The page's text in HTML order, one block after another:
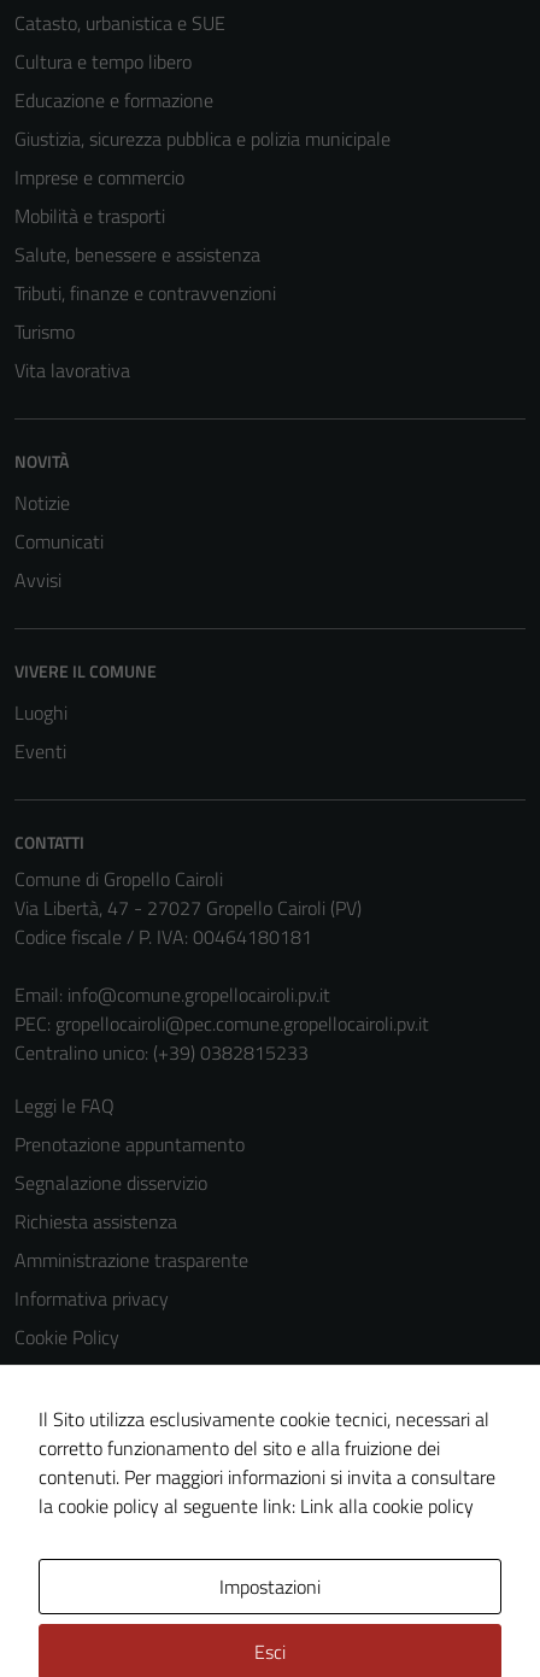
Catasto, urbanistica e SUE
Cultura e tempo libero
Educazione e formazione
Giustizia, sicurezza pubblica e polizia municipale
Imprese e commercio
Mobilità e trasporti
Salute, benessere e assistenza
Tributi, finanze e contravvenzioni
Turismo
Vita lavorativa
NOVITÀ
Notizie
Comunicati
Avvisi
VIVERE IL COMUNE
Luoghi
Eventi
CONTATTI
Comune di Gropello Cairoli
Via Libertà, 47 - 27027 Gropello Cairoli (PV)
Codice fiscale / P. IVA: 00464180181
Email: info@comune.gropellocairoli.pv.it
PEC: gropellocairoli@pec.comune.gropellocairoli.pv.it
Centralino unico: (+39) 0382815233
Leggi le FAQ
Prenotazione appuntamento
Segnalazione disservizio
Richiesta assistenza
Amministrazione trasparente
Informativa privacy
Cookie Policy
Note legali
Dichiarazione di accessibilità
Obiettivi di accessibilità
Piano di miglioramento del sito
Il Sito utilizza esclusivamente cookie tecnici, necessari al
corretto funzionamento del sito e alla fruizione dei
contenuti. Per maggiori informazioni si invita a consultare
la cookie policy al seguente link: Link alla cookie policy
Impostazioni
Esci